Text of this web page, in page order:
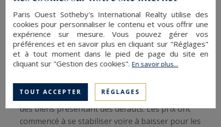
baisser. Néanmoins, un bien possédant une
caractéristique exceptionnelle sera vendu au
prix, parfois sans négociation.
Une vision bienheureuse pour 2021 ?
Cette année 2020 a soulevé un nouveau
problème, celui du plafonnement des prix pour
des biens présentant des défauts. Les prix ont
commencé à se stabiliser voire à baisser pour les
Paris Ouest Sotheby's International Realty utilise des
cookies pour personnaliser le contenu et vous offrir une
expérience sur mesure. Vous pouvez gérer vos
préférences et en savoir plus en cliquant sur "Réglages"
et à tout moment dans le pied de page du site en
cliquant sur "Gestion des cookies".En savoir plus...
TOUT ACCEPTER RÉGLAGES